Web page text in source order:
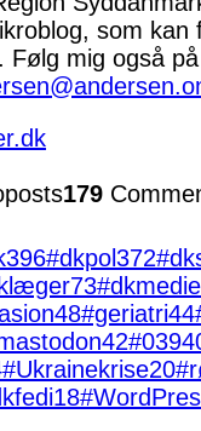
som kan
Følg mig også
179
396#dkpol372
73
48#geriatri44
42#039
#Ukrainekrise20
18